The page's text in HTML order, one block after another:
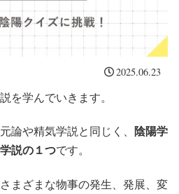
2025.06.23
を学んでいきます。
論や精気学説と同じく、
陰陽学
説の１つです。
まざまな物事の発生、発展、変